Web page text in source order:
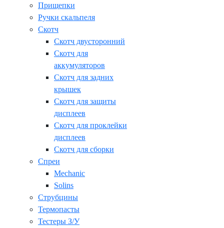
Прищепки
Ручки скальпеля
Скотч
Скотч двусторонний
Скотч для
аккумуляторов
Скотч для задних
крышек
Скотч для защиты
дисплеев
Скотч для проклейки
дисплеев
Скотч для сборки
Спреи
Mechanic
Solins
Струбцины
Термопасты
Тестеры З/У